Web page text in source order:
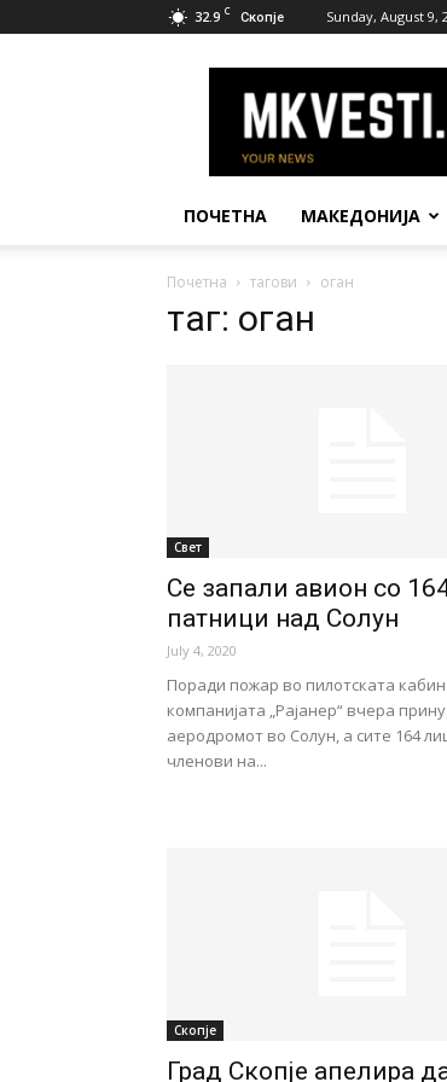
32.9 C Скопје Sunday, August 9,
Вести
ПОЧЕТНА МАКЕДОНИЈА
Почетна тагови оган
таг: оган
Свет
Се запали авион со
патници над Солун
July 4, 2020
Поради пожар во пилотската
компанијата „Рајанер“ вчера
аеродромот во Солун, а сите 164
членови на...
Скопје
Град Скопје апелира